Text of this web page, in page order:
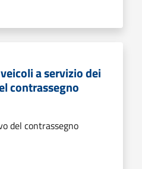
a servizio dei
contrassegno
del contrassegno